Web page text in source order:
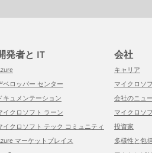
開発者と IT
Azure
デベロッパー センター
ドキュメンテーション
マイクロソフト ラーン
マイクロソフト テック コミュニティ
Azure マーケットプレイス
会社
キャリア
マイクロ
会社のニュ
マイクロ
投資家
多様性と包